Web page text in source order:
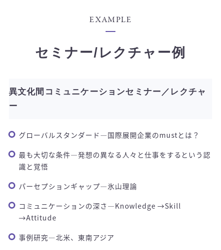
EXAMPLE
セミナー/レクチャー例
異文化間コミュニケーションセミナー／レクチャ
ー
グローバルスタンダード―国際展開企業のmustとは？
最も大切な条件―発想の異なる人々と仕事をするという認
識と覚悟
パーセプションギャップ―氷山理論
コミュニケーションの深さ―Knowledge →Skill
→Attitude
事例研究―北米、東南アジア